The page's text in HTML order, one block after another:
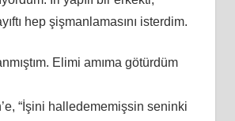
hep şişmanlamasını isterdim.
Elimi amıma götürdüm
“İşini halledememişsin seninki